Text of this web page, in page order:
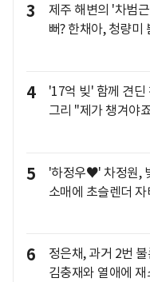
3
제주 해변의 '차범
뻐? 한채아, 청량미
4
'17억 빚' 함께 견딘
그리 "제가 챙겨야
5
'하정우♥' 차정원,
소매에 초슬렌더 자
6
정은채, 과거 2번
김충재와 열애에